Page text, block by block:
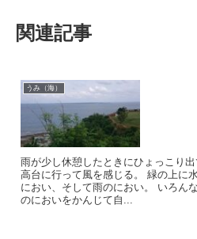
関連記事
うみ（海）
雨が少し休憩したときにひょっこり
高台に行って風を感じる。 緑の上に
におい、そして雨のにおい。 いろん
のにおいをかんじて自...